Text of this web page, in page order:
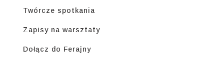
Twórcze spotkania
Zapisy na warsztaty
Dołącz do Ferajny